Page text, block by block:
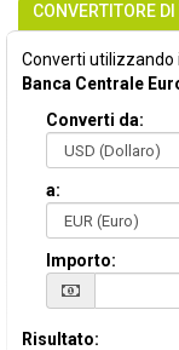
CONVERTITORE DI
Converti utilizzando il
Banca Centrale
Converti da:
a:
Importo:
Risultato: